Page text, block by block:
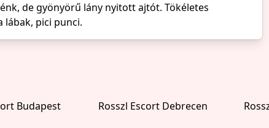
de gyönyörű lány nyitott ajtót. Tökéletes
lábak, pici punci.
Budapest Rosszl Escort Debrecen